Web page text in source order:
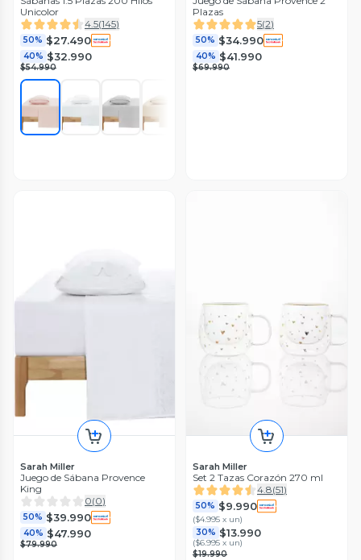
Unicolor
4.5(145)
50% $27.490
40% $32.990
$54.990
Plazas
5(2)
50% $34.990
40% $41.990
$69.990
Sarah Miller
Juego de Sábana Provence
King
0(0)
50% $39.990
40% $47.990
$79.990
Sarah Miller
Set 2 Tazas Corazón 270 ml
4.8(51)
50% $9.990
($4.995 x un)
30% $13.990
($6.995 x un)
$19.990